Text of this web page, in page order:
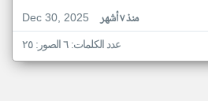
Dec 30, 2025
منذ ٧ أشهر
عدد الكلمات: ٦ الصور: ٢٥